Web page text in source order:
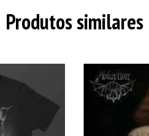
Produtos similares